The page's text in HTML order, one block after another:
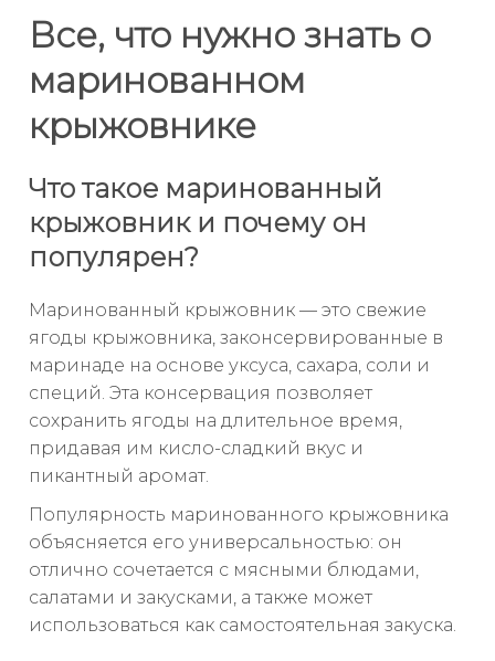
Все, что нужно знать о
маринованном
крыжовнике
Что такое маринованный
крыжовник и почему он
популярен?
Маринованный крыжовник — это свежие
ягоды крыжовника, законсервированные в
маринаде на основе уксуса, сахара, соли и
специй. Эта консервация позволяет
сохранить ягоды на длительное время,
придавая им кисло-сладкий вкус и
пикантный аромат.
Популярность маринованного крыжовника
объясняется его универсальностью: он
отлично сочетается с мясными блюдами,
салатами и закусками, а также может
использоваться как самостоятельная закуска.